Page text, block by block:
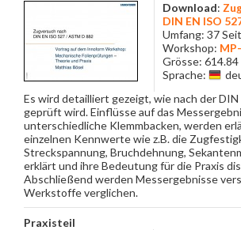
Download:
DIN EN ISO
Umfang: 37
Workshop:
Grösse: 614.84
Sprache:
Es wird detailliert gezeigt, wie nach der DIN
geprüft wird. Einflüsse auf das
unterschiedliche Klemmbacken, werden
einzelnen Kennwerte wie z.B. die
Streckspannung, Bruchdehnung,
erklärt und ihre Bedeutung für die Praxis
Abschließend werden Messergebnisse
Werkstoffe verglichen.
Praxisteil